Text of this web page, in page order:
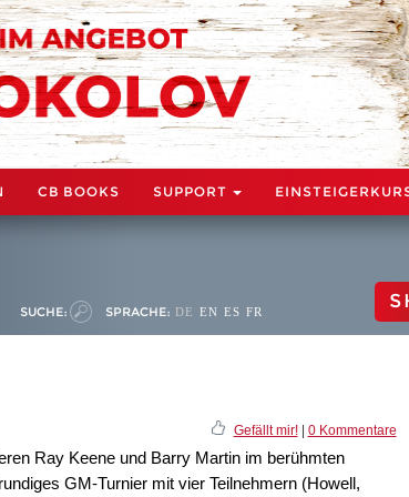
CB BOOKS SUPPORT
SUCHE: SPRACHE: DE EN ES FR
Gefällt mir!| 0 Kommentare
Ray Keene und Barry Martin im berühmten
GM-Turnier mit vier Teilnehmern (Howell,